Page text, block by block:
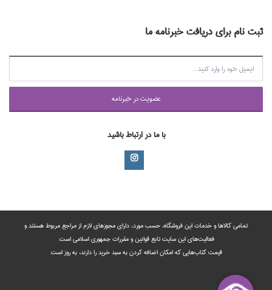
ثبت نام برای دریافت خبرنامه ما
عضويت در خبرنامه
با ما در ارتباط باشید
تمامی‌ کالاها و خدمات این فروشگاه، حسب مورد،‌ دارای مجوزهای لازم از مراجع مربوط هستند ‌و‌‌
فعالیت‌های این سایت تابع قوانین و مقررات جمهوری اسلامی است.
قیمت کتاب‌هایی که امکان اضافه کردن به سبد خرید را دارند،‌ به روز است.